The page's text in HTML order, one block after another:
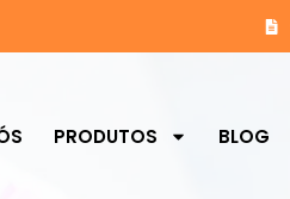
PRODUTOS BLOG